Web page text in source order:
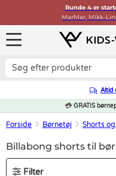
Runde 4 er
MarMar, Mikk-
Altid
💳 GRATIS
Forside Børnetøj Shorts
Billabong shorts til
Filter